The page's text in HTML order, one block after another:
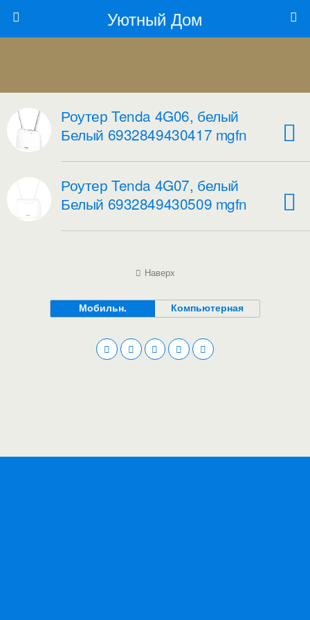
Уютный Дом
Роутер Tenda 4G06, белый
Белый 6932849430417 mgfn
Роутер Tenda 4G07, белый
Белый 6932849430509 mgfn
Наверх
Мобильн. Компьютерная